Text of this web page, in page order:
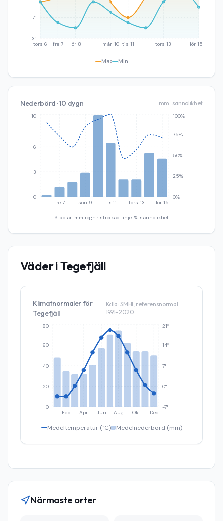
tors 6 fre 7 lör 8 mån 10 tis 11 tors 13 lör 15
3°
7°
Max Min
Nederbörd · 10 dygn mm · sannolikhet
fre 7 sön 9 tis 11 tors 13 lör 15
0
3
6
10
0%
25%
50%
75%
100%
Staplar: mm regn · streckad linje: % sannolikhet
Väder iTegefjäll
Klimatnormaler för
Tegefjäll
Källa: SMHI, referensnormal
1991–2020
Feb Apr Jun Aug Okt Dec
0
20
40
60
80
-7°
0°
7°
14°
21°
Medeltemperatur (°C) Medelnederbörd (mm)
Närmaste orter